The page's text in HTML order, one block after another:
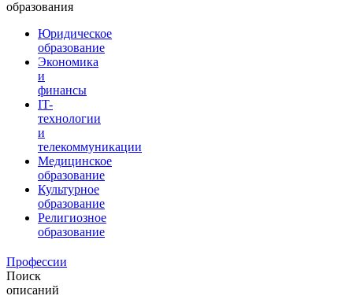
образования
Юридическое
образование
Экономика
и
финансы
IT-
технологии
и
телекоммуникации
Медицинское
образование
Культурное
образование
Религиозное
образование
Профессии
Поиск
описаний